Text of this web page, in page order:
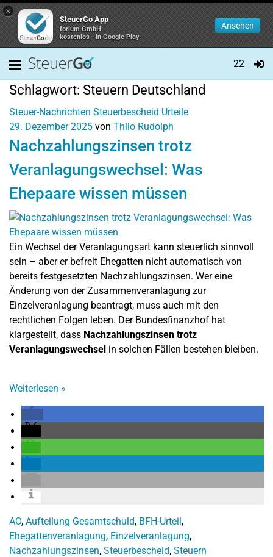
×
SteuerGo App
forium GmbH
kostenlos - In Google Play
Ansehen
22
Schlagwort: Steuern Deutschland
Steuer-Nachrichten Steuerbescheid Urteile
29. Dezember 2025 von Thilo Rudolph
Nachzahlungszinsen trotz
Veranlagungswechsel: Was
Ehepaare wissen müssen
Ein Wechsel der Veranlagungsart kann steuerlich sinnvoll
sein – aber er befreit Ehegatten nicht automatisch von
bereits festgesetzten Nachzahlungszinsen. Wer eine
Änderung von der Zusammenveranlagung zur
Einzelveranlagung beantragt, muss auch mit den
rechtlichen Folgen leben. Der Bundesfinanzhof hat
klargestellt, dass Nachzahlungszinsen trotz
Veranlagungswechsel in solchen Fällen bestehen bleiben.
Weiterlesen »
AO, Aufteilung Gesamtschuld, BFH-Urteil,
Ehegattenveranlagung, Einzelveranlagung,
Nachzahlungszinsen, Steuerbescheid, Steuern